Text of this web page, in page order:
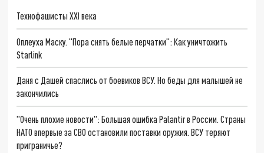
Технофашисты XXI века
Оплеуха Маску. "Пора снять белые перчатки": Как уничтожить
Starlink
Даня с Дашей спаслись от боевиков ВСУ. Но беды для малышей не
закончились
"Очень плохие новости": Большая ошибка Palantir в России. Страны
НАТО впервые за СВО остановили поставки оружия. ВСУ теряют
приграничье?